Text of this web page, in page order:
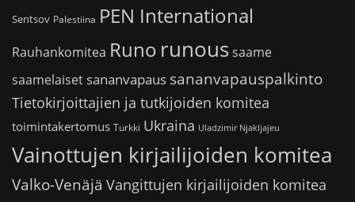
Sentsov Palestiina PEN International
Rauhankomitea Runo runoussaame
saamelaiset sananvapaus sananvapauspalkinto
Tietokirjoittajien ja tutkijoiden komitea
toimintakertomus Turkki Ukraina Uladzimir Njakljajeu
Vainottujen kirjailijoiden komitea
Valko-Venäjä Vangittujen kirjailijoiden komitea